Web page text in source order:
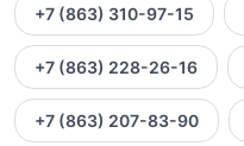
+7 (863) 310-97-15
+7 (863) 228-26-16
+7 (863) 207-83-90